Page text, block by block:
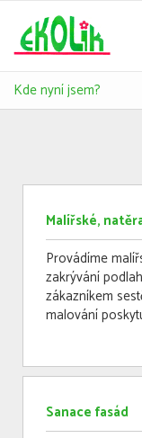
Kde nyní jsem?
Malířské,
Provádíme
zakrývání
zákazníkem
malování
Sanace fasád